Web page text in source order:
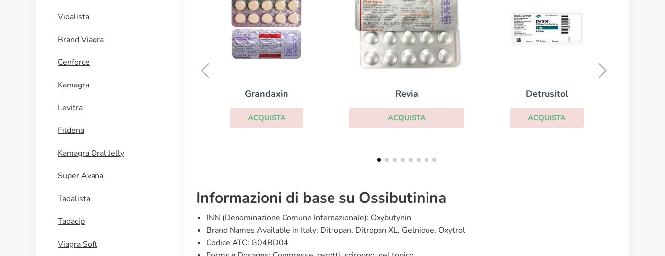
Vidalista
Brand Viagra
Cenforce
Kamagra
Levitra
Fildena
Kamagra Oral Jelly
Super Avana
Tadalista
Tadacip
Viagra Soft
Revia
ACQUISTA
Detrusitol
ACQUISTA
Informazioni di base su Ossibutinina
INN (Denominazione Comune Internazionale): Oxybutynin
Brand Names Available in Italy: Ditropan, Ditropan XL, Gelnique, Oxytrol
Codice ATC: G04BD04